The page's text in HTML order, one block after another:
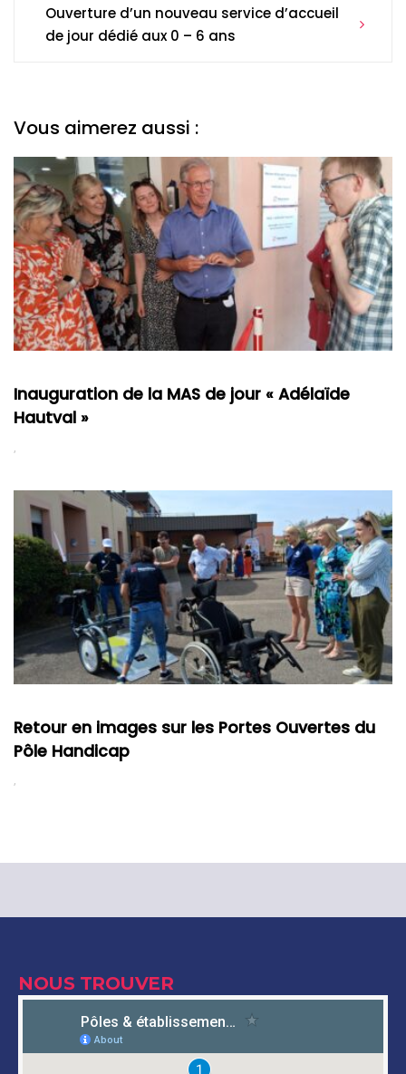
Ouverture d’un nouveau service d’accueil
de jour dédié aux 0 – 6 ans
Vous aimerez aussi :
Inauguration de la MAS de jour « Adélaïde
Hautval »
Retour en images sur les Portes Ouvertes du
Pôle Handicap
NOUS TROUVER